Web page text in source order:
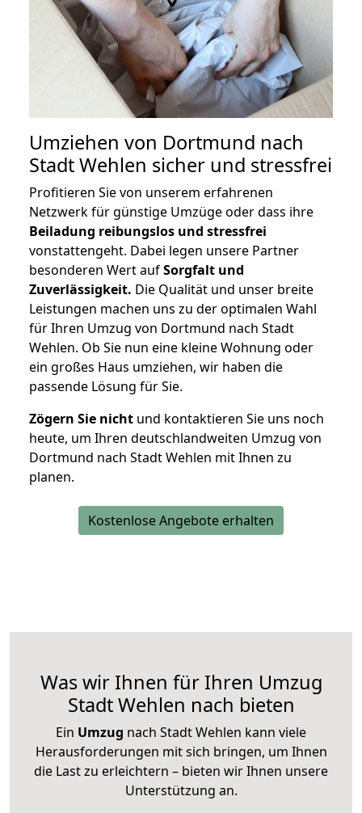
Umziehen von Dortmund nach
Stadt Wehlen sicher und stressfrei
Profitieren Sie von unserem erfahrenen
Netzwerk für günstige Umzüge oder dass ihre
Beiladung reibungslos und stressfrei
vonstattengeht. Dabei legen unsere Partner
besonderen Wert aufSorgfalt und
Zuverlässigkeit. Die Qualität und unser breite
Leistungen machen uns zu der optimalen Wahl
für Ihren Umzug von Dortmund nach Stadt
Wehlen. Ob Sie nun eine kleine Wohnung oder
ein großes Haus umziehen, wir haben die
passende Lösung für Sie.
Zögern Sie nicht und kontaktieren Sie uns noch
heute, um Ihren deutschlandweiten Umzug von
Dortmund nach Stadt Wehlen mit Ihnen zu
planen.
Kostenlose Angebote erhalten
Was wir Ihnen für Ihren Umzug
Stadt Wehlen nach bieten
Ein Umzug nach Stadt Wehlen kann viele
Herausforderungen mit sich bringen, um Ihnen
die Last zu erleichtern – bieten wir Ihnen unsere
Unterstützung an.